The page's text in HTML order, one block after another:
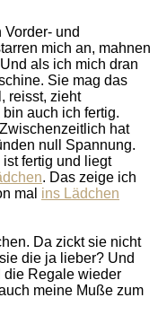
Vorder- und
mich an, mahnen
als ich mich dran
Sie mag das
reisst, zieht
auch ich fertig.
hat
null Spannung.
fertig und liegt
. Das zeige ich
mal ins Lädchen
Da zickt sie nicht
die ja lieber? Und
die Regale wieder
meine Muße zum